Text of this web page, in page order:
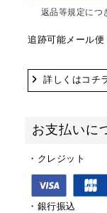
返品等規定につ
追跡可能メール
詳しくはコチ
お支払いに
・クレジット
・銀行振込